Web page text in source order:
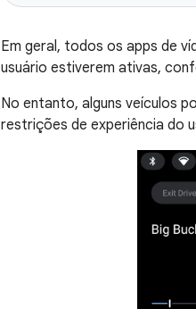
Em geral, todos os apps de
usuário estiverem ativas,
No entanto, alguns veículos
restrições de experiência do